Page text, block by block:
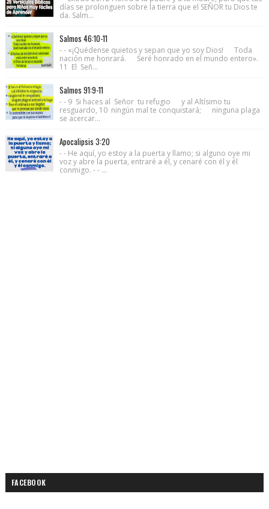
días se prolonguen sobre la tierra que el SEÑOR tu Dios te
da. Salm...
Salmos 46:10-11
- - «¡Quédense quietos y sepan que yo soy Dios! Toda
nación me honrará. Seré honrado en el mundo entero».
11 El Señ...
Salmos 91:9-11
- - 9 Si haces al Señor tu refugio y al Altísimo tu
resguardo, 10 ningún mal te conquistará; ninguna plaga
se acercar...
Apocalipsis 3:20
- - He aquí, yo estoy a la puerta y llamo; si alguno oye mi
voz y abre la puerta, entraré a él, y cenaré con él y él
conmigo. - - ...
FACEBOOK